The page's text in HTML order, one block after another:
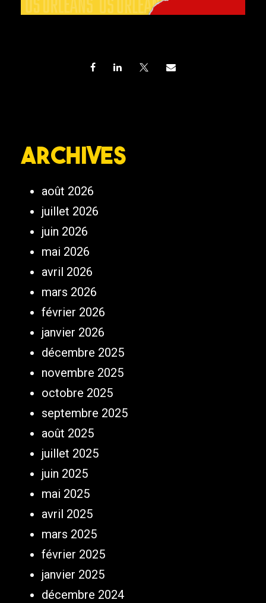
Archives
août 2026
juillet 2026
juin 2026
mai 2026
avril 2026
mars 2026
février 2026
janvier 2026
décembre 2025
novembre 2025
octobre 2025
septembre 2025
août 2025
juillet 2025
juin 2025
mai 2025
avril 2025
mars 2025
février 2025
janvier 2025
décembre 2024